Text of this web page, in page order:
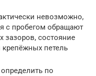
невозможно,
с пробегом обращают
зазоров, состояние
петель
по